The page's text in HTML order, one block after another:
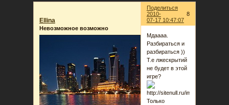
Поделиться
8
2010-
07-17 10:47:07
Ellina
Невозможное возможно
Мдаааа.
Разбираться и
разбираться ))
Т.е лжескрытий
не будет в этой
игре?
Только